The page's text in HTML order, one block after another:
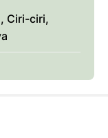
Ciri-ciri,